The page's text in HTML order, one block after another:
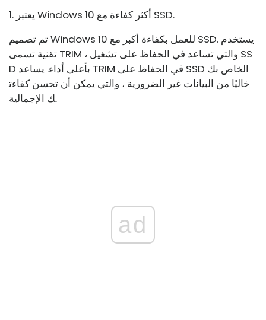
1. يعتبر Windows 10 أكثر كفاءة مع SSD.
تم تصميم Windows 10 للعمل بكفاءة أكبر مع SSD. يستخدم
تقنية تسمى TRIM ، والتي تساعد في الحفاظ على تشغيل SS
D بأعلى أداء. يساعد TRIM في الحفاظ على SSD الخاص بك
خاليًا من البيانات غير الضرورية ، والتي يمكن أن تحسن كفاءت
ك الإجمالية.
ad